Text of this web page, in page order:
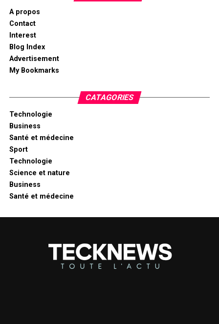
A propos
Contact
Interest
Blog Index
Advertisement
My Bookmarks
CATAGORIES
Technologie
Business
Santé et médecine
Sport
Technologie
Science et nature
Business
Santé et médecine